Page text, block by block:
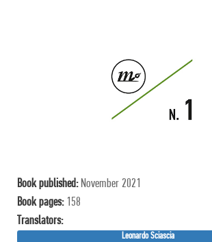
Book published: November 2021
Book pages: 158
Translators:
Leonardo Sciascia